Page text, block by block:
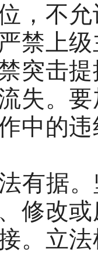
，不
禁上
突击
失。
中的
有据
修改
。立